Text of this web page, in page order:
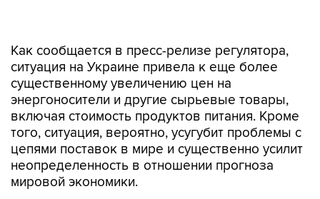
существенному увеличению цен на
энергоносители и другие сырьевые товары,
включая стоимость продуктов питания. Кроме
того, ситуация, вероятно, усугубит проблемы с
цепями поставок в мире и существенно усилит
неопределенность в отношении прогноза
мировой экономики.
Банк Англии ожидает, что инфляционное